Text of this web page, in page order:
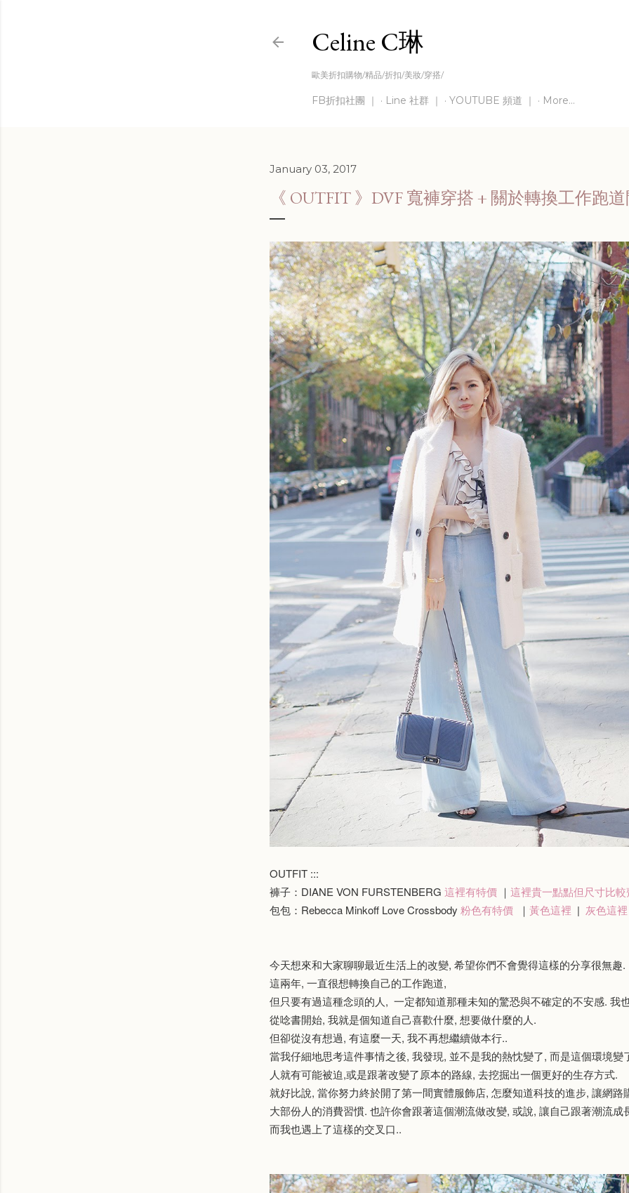
Celine C琳
歐美折扣購物/精品/折扣/美妝/穿搭/
FB折扣社團 ｜ Line 社群 ｜ YOUTUBE 頻道 ｜ More…
January 03, 2017
《 OUTFIT 》DVF 寬褲穿搭 + 關於轉換工作跑
OUTFIT :::
褲子：DIANE VON FURSTENBERG 這裡有特價 ｜ 這裡貴一點點但尺寸比較
包包：Rebecca Minkoff Love Crossbody 粉色有特價 ｜ 黃色這裡 | 灰色這裡
今天想來和大家聊聊最近生活上的改變, 希望你們不會覺得這樣的分享很無趣.
這兩年, 一直很想轉換自己的工作跑道,
但只要有過這種念頭的人, 一定都知道那種未知的驚恐與不確定的不安感. 我
從唸書開始, 我就是個知道自己喜歡什麼, 想要做什麼的人.
但卻從沒有想過, 有這麼一天, 我不再想繼續做本行..
當我仔細地思考這件事情之後, 我發現, 並不是我的熱忱變了, 而是這個環境變
人就有可能被迫,或是跟著改變了原本的路線, 去挖掘出一個更好的生存方式.
就好比說, 當你努力終於開了第一間實體服飾店, 怎麼知道科技的進步, 讓網路
大部份人的消費習慣. 也許你會跟著這個潮流做改變, 或說, 讓自己跟著潮流成
而我也遇上了這樣的交叉口..